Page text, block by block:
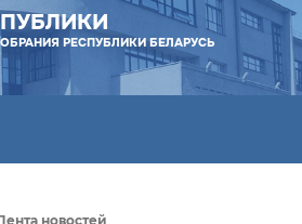
РЕСПУБЛИКИ БЕЛАРУСЬ
новостей